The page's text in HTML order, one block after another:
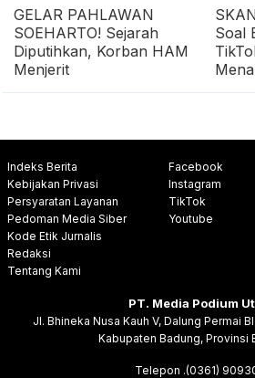
GELAR PAHLAWAN
SOEHARTO! Sejarah
Diputihkan, Korban HAM
Menjerit
Soal
Indeks Berita
Kebijakan Privasi
Persyaratan Layanan
Pedoman Media Siber
Kode Etik Jurnalis
Redaksi
Tentang Kami
Facebook
Instagram
TikTok
Youtube
PT. Media Podium
Jl. Bhineka Nusa Kauh V, Dalung Permai
Kabupaten Badung, Provinsi
Telepon .(0361)